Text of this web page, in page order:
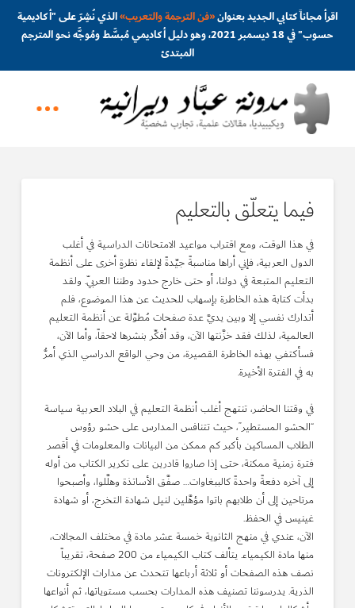
اقرأ مجاناً كتابي الجديد بعنوان«فن الترجمة والتعريب»الذي نُشِرَ على "أكاديمية
حسوب" في 18 ديسمبر 2021، وهو دليل أكاديمي مُبسَّط ومُوجَّه نحو المترجم
المبتدئ
فيما يتعلّق بالتعليم
في هذا الوقت، ومع اقتراب مواعيد الامتحانات الدراسية في أغلب
الدول العربية، فإني أراها مناسبةً جيِّدةً لإلقاء نظرةٍ أخرى على أنظمة
التعليم المتبعة في دولنا، أو حتى خارج حدود وطننا العربيّ. ولقد
بدأت كتابة هذه الخاطرة بإسهاب للحديث عن هذا الموضوع، فلم
أتدارك نفسي إلا وبين يديَّ عدة صفحات مُطوَّلة عن أنظمة التعليم
العالمية، لذلك فقد خزَّنتها الآن، وقد أفكِّر بنشرها لاحقاً، وأما الآن،
فسأكتفي بهذه الخاطرة القصيرة، من وحي الواقع الدراسي الذي أمرُّ
به في الفترة الأخيرة.
في وقتنا الحاضر، تنتهج أغلب أنظمة التعليم في البلاد العربية سياسة
“الحشو المستطير”، حيث تتنافس المدارس على حشو رؤوس
الطلاب المساكين بأكبر كم ممكن من البيانات والمعلومات في أقصر
فترة زمنية ممكنة، حتى إذا صاروا قادرين على تكرير الكتاب من أوله
إلى آخره دفعةً واحدةً كالببغاوات… صفَّق الأساتذة وهلَّلوا، وأصبحوا
مرتاحين إلى أن طلابهم باتوا مؤهَّلين لنيل شهادة التخرج، أو شهادة
غينيس في الحفظ.
الآن، عندي في منهج الثانوية خمسة عشر مادة في مختلف المجالات،
منها مادة الكيمياء. يتألف كتاب الكيمياء من 200 صفحة، تقريباً
نصف هذه الصفحات أو ثلاثة أرباعها تتحدث عن مدارات الإلكترونات
الذرية. يدرسوننا تصنيف هذه المدارات بحسب مستوياتها، ثم أنواعها